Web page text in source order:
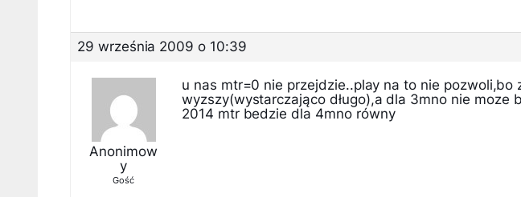
29 września 2009 o 10:39
Anonimow
y
Gość
u nas mtr=0 nie przejdzie..play na to nie pozwoli,bo
wyzszy(wystarczająco długo),a dla 3mno nie moze
2014 mtr bedzie dla 4mno równy